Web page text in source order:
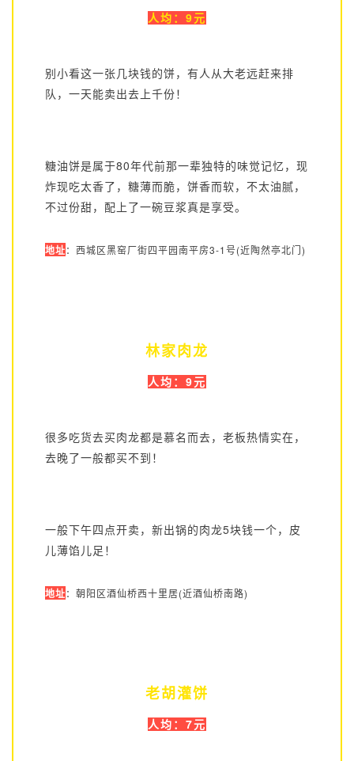
人均：9元
别小看这一张几块钱的饼，有人从大老远赶来排
队，一天能卖出去上千份！
糖油饼是属于80年代前那一辈独特的味觉记忆，现
炸现吃太香了，糖薄而脆，饼香而软，不太油腻，
不过份甜，配上了一碗豆浆真是享受。
地址：西城区黑窑厂街四平园南平房3-1号(近陶然亭北门)
林家肉龙
人均：9元
很多吃货去买肉龙都是慕名而去，老板热情实在，
去晚了一般都买不到！
一般下午四点开卖，新出锅的肉龙5块钱一个，皮
儿薄馅儿足！
地址：朝阳区酒仙桥西十里居(近酒仙桥南路)
老胡灌饼
人均：7元